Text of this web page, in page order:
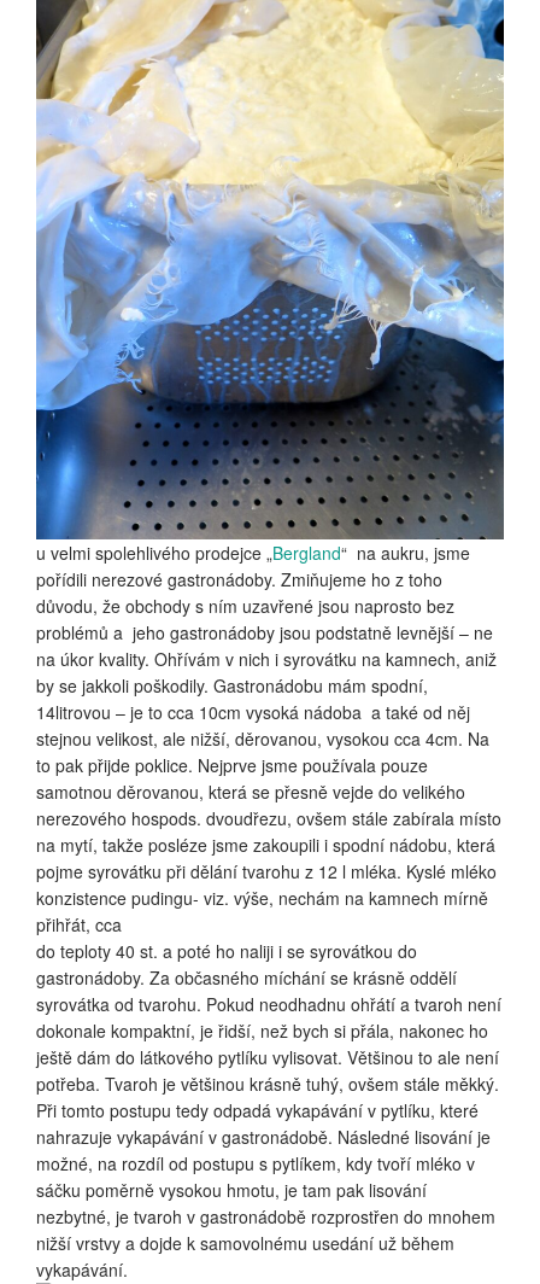
u velmi spolehlivého prodejce „Bergland“ na aukru, jsme
pořídili nerezové gastronádoby. Zmiňujeme ho z toho
důvodu, že obchody s ním uzavřené jsou naprosto bez
problémů a jeho gastronádoby jsou podstatně levnější – ne
na úkor kvality. Ohřívám v nich i syrovátku na kamnech, aniž
by se jakkoli poškodily. Gastronádobu mám spodní,
14litrovou – je to cca 10cm vysoká nádoba a také od něj
stejnou velikost, ale nižší, děrovanou, vysokou cca 4cm. Na
to pak přijde poklice. Nejprve jsme používala pouze
samotnou děrovanou, která se přesně vejde do velikého
nerezového hospods. dvoudřezu, ovšem stále zabírala místo
na mytí, takže posléze jsme zakoupili i spodní nádobu, která
pojme syrovátku při dělání tvarohu z 12 l mléka. Kyslé mléko
konzistence pudingu- viz. výše, nechám na kamnech mírně
přihřát, cca
do teploty 40 st. a poté ho naliji i se syrovátkou do
gastronádoby. Za občasného míchání se krásně oddělí
syrovátka od tvarohu. Pokud neodhadnu ohřátí a tvaroh není
dokonale kompaktní, je řidší, než bych si přála, nakonec ho
ještě dám do látkového pytlíku vylisovat. Většinou to ale není
potřeba. Tvaroh je většinou krásně tuhý, ovšem stále měkký.
Při tomto postupu tedy odpadá vykapávání v pytlíku, které
nahrazuje vykapávání v gastronádobě. Následné lisování je
možné, na rozdíl od postupu s pytlíkem, kdy tvoří mléko v
sáčku poměrně vysokou hmotu, je tam pak lisování
nezbytné, je tvaroh v gastronádobě rozprostřen do mnohem
nižší vrstvy a dojde k samovolnému usedání už během
vykapávání.